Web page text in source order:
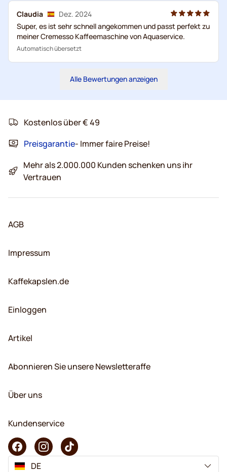
Claudia
Dez. 2024
Super, es ist sehr schnell angekommen und passt perfekt zu
meiner Cremesso Kaffeemaschine von Aquaservice.
Automatisch übersetzt
Alle Bewertungen anzeigen
Kostenlos über € 49
Preisgarantie- Immer faire Preise!
Mehr als 2.000.000 Kunden schenken uns ihr
Vertrauen
AGB
Impressum
Kaffekapslen.de
Einloggen
Artikel
Abonnieren Sie unsere Newsletteraffe
Über uns
Kundenservice
DE